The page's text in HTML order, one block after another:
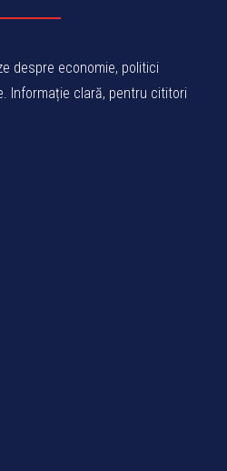
despre economie, politici
Informație clară, pentru cititori